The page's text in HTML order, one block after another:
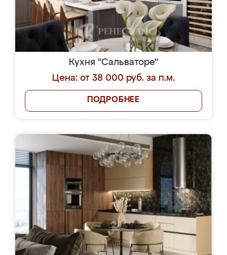
Кухня "Сальваторе"
Цена: от 38 000 руб. за п.м.
ПОДРОБНЕЕ